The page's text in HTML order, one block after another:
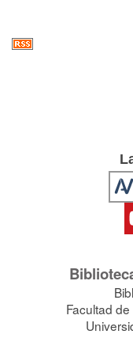
Facultad